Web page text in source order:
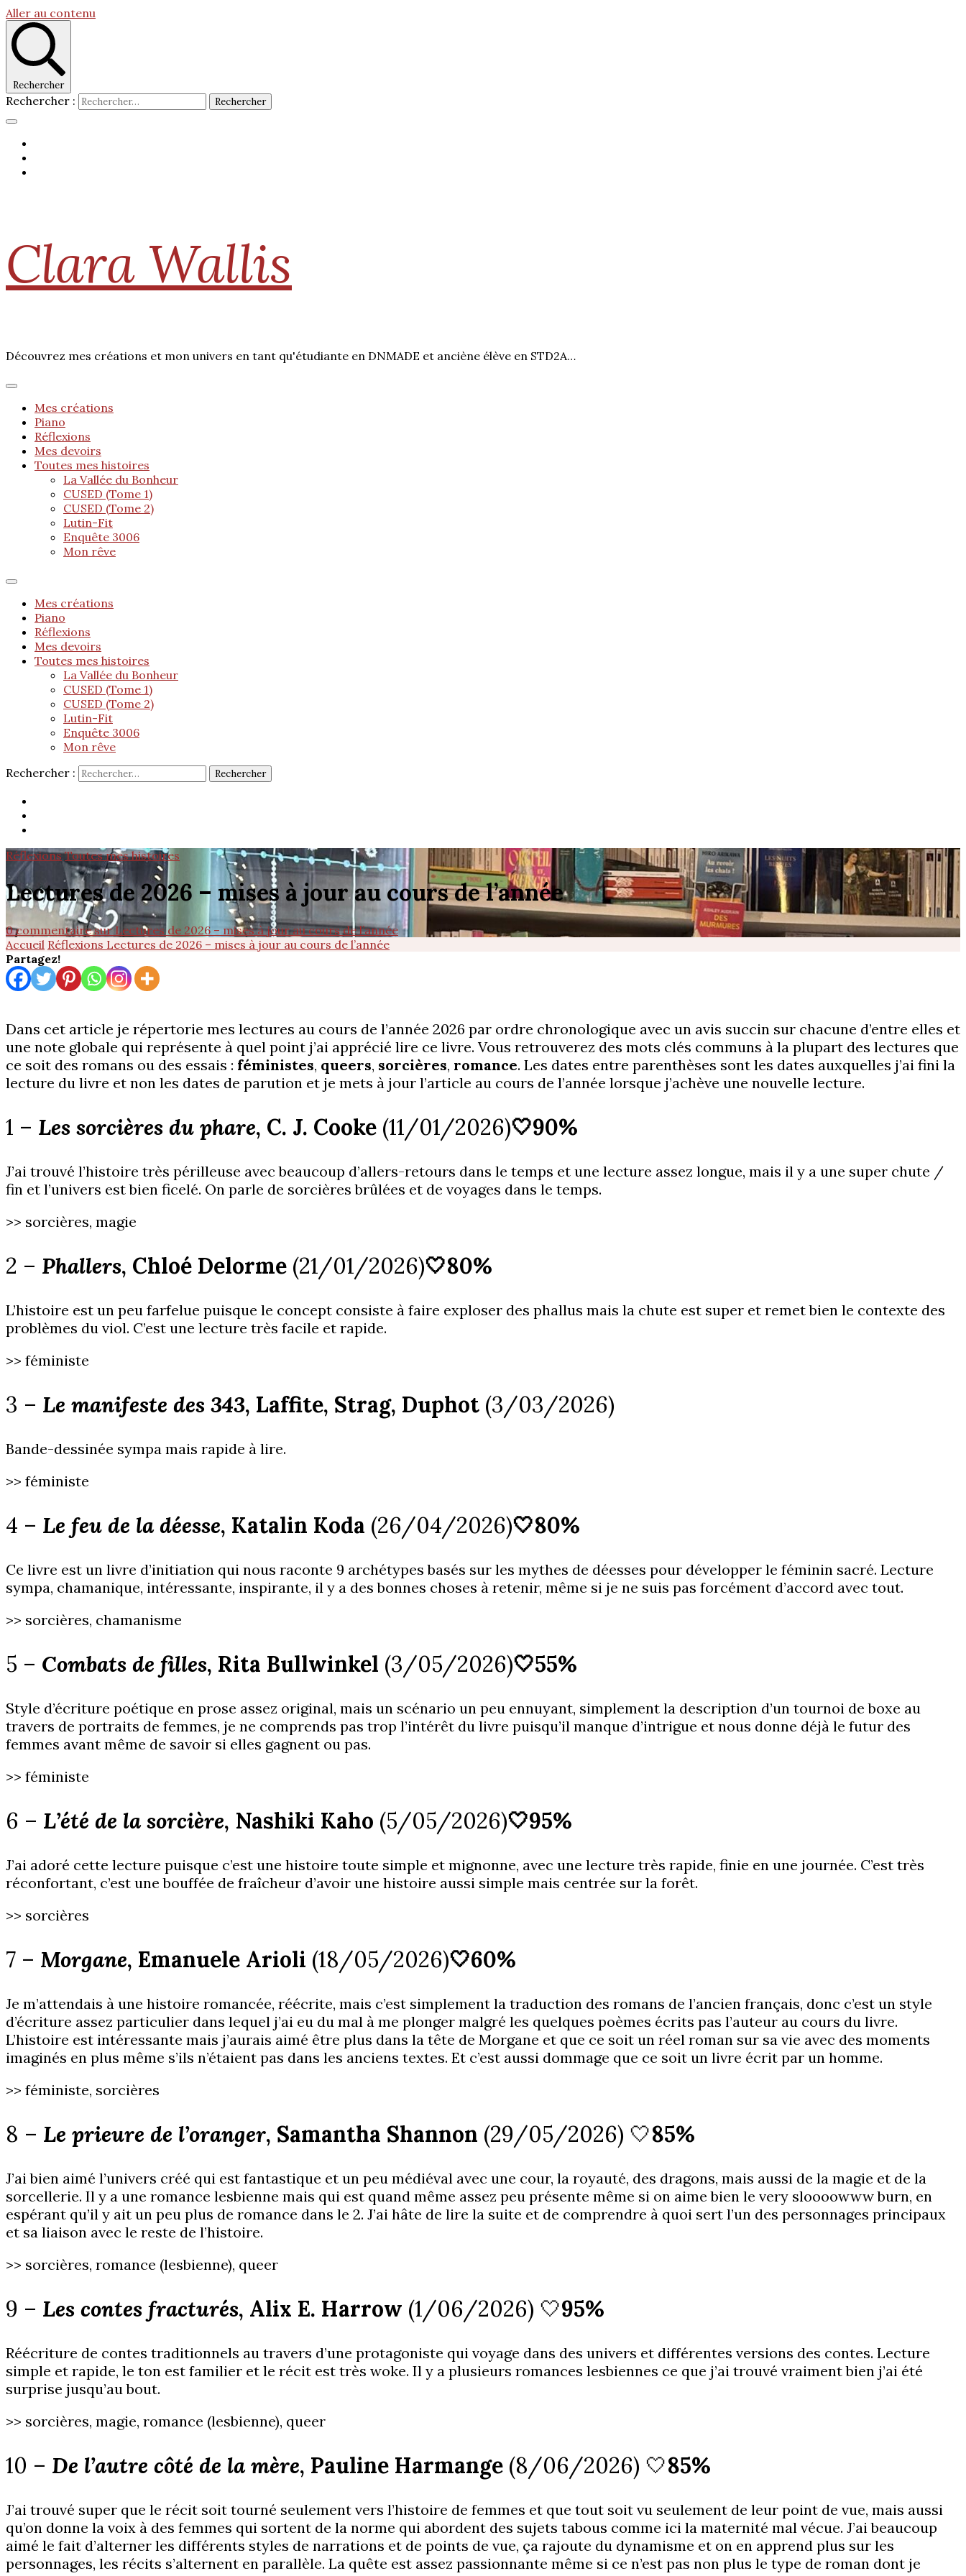
Aller au contenu
Rechercher
Rechercher :
Clara Wallis
Découvrez mes créations et mon univers en tant qu'étudiante en DNMADE et anciène élève en STD2A…
Mes créations
Piano
Réflexions
Mes devoirs
Toutes mes histoires
La Vallée du Bonheur
CUSED (Tome 1)
CUSED (Tome 2)
Lutin-Fit
Enquête 3006
Mon rêve
Mes créations
Piano
Réflexions
Mes devoirs
Toutes mes histoires
La Vallée du Bonheur
CUSED (Tome 1)
CUSED (Tome 2)
Lutin-Fit
Enquête 3006
Mon rêve
Rechercher :
Réflexions Toutes mes histoires
Lectures de 2026 – mises à jour au cours de l’année
0 commentairesur Lectures de 2026 – mises à jour au cours de l’année
Accueil Réflexions Lectures de 2026 – mises à jour au cours de l’année
Partagez!
Dans cet article je répertorie mes lectures au cours de l’année 2026 par ordre chronologique avec un avis succin sur chacune d’entre elles et
une note globale qui représente à quel point j’ai apprécié lire ce livre. Vous retrouverez des mots clés communs à la plupart des lectures que
ce soit des romans ou des essais : féministes, queers, sorcières, romance. Les dates entre parenthèses sont les dates auxquelles j’ai fini la
lecture du livre et non les dates de parution et je mets à jour l’article au cours de l’année lorsque j’achève une nouvelle lecture.
1 – Les sorcières du phare, C. J. Cooke (11/01/2026)🤍90%
J’ai trouvé l’histoire très périlleuse avec beaucoup d’allers-retours dans le temps et une lecture assez longue, mais il y a une super chute /
fin et l’univers est bien ficelé. On parle de sorcières brûlées et de voyages dans le temps.
>> sorcières, magie
2 – Phallers, Chloé Delorme (21/01/2026)🤍80%
L’histoire est un peu farfelue puisque le concept consiste à faire exploser des phallus mais la chute est super et remet bien le contexte des
problèmes du viol. C’est une lecture très facile et rapide.
>> féministe
3 – Le manifeste des 343, Laffite, Strag, Duphot (3/03/2026)
Bande-dessinée sympa mais rapide à lire.
>> féministe
4 – Le feu de la déesse, Katalin Koda (26/04/2026)🤍80%
Ce livre est un livre d’initiation qui nous raconte 9 archétypes basés sur les mythes de déesses pour développer le féminin sacré. Lecture
sympa, chamanique, intéressante, inspirante, il y a des bonnes choses à retenir, même si je ne suis pas forcément d’accord avec tout.
>> sorcières, chamanisme
5 – Combats de filles, Rita Bullwinkel (3/05/2026)🤍55%
Style d’écriture poétique en prose assez original, mais un scénario un peu ennuyant, simplement la description d’un tournoi de boxe au
travers de portraits de femmes, je ne comprends pas trop l’intérêt du livre puisqu’il manque d’intrigue et nous donne déjà le futur des
femmes avant même de savoir si elles gagnent ou pas.
>> féministe
6 – L’été de la sorcière, Nashiki Kaho (5/05/2026)🤍95%
J’ai adoré cette lecture puisque c’est une histoire toute simple et mignonne, avec une lecture très rapide, finie en une journée. C’est très
réconfortant, c’est une bouffée de fraîcheur d’avoir une histoire aussi simple mais centrée sur la forêt.
>> sorcières
7 – Morgane, Emanuele Arioli (18/05/2026)🤍60%
Je m’attendais à une histoire romancée, réécrite, mais c’est simplement la traduction des romans de l’ancien français, donc c’est un style
d’écriture assez particulier dans lequel j’ai eu du mal à me plonger malgré les quelques poèmes écrits pas l’auteur au cours du livre.
L’histoire est intéressante mais j’aurais aimé être plus dans la tête de Morgane et que ce soit un réel roman sur sa vie avec des moments
imaginés en plus même s’ils n’étaient pas dans les anciens textes. Et c’est aussi dommage que ce soit un livre écrit par un homme.
>> féministe, sorcières
8 – Le prieure de l’oranger, Samantha Shannon (29/05/2026) 🤍85%
J’ai bien aimé l’univers créé qui est fantastique et un peu médiéval avec une cour, la royauté, des dragons, mais aussi de la magie et de la
sorcellerie. Il y a une romance lesbienne mais qui est quand même assez peu présente même si on aime bien le very sloooowww burn, en
espérant qu’il y ait un peu plus de romance dans le 2. J’ai hâte de lire la suite et de comprendre à quoi sert l’un des personnages principaux
et sa liaison avec le reste de l’histoire.
>> sorcières, romance (lesbienne), queer
9 – Les contes fracturés, Alix E. Harrow (1/06/2026) 🤍95%
Réécriture de contes traditionnels au travers d’une protagoniste qui voyage dans des univers et différentes versions des contes. Lecture
simple et rapide, le ton est familier et le récit est très woke. Il y a plusieurs romances lesbiennes ce que j’ai trouvé vraiment bien j’ai été
surprise jusqu’au bout.
>> sorcières, magie, romance (lesbienne), queer
10 – De l’autre côté de la mère, Pauline Harmange (8/06/2026) 🤍85%
J’ai trouvé super que le récit soit tourné seulement vers l’histoire de femmes et que tout soit vu seulement de leur point de vue, mais aussi
qu’on donne la voix à des femmes qui sortent de la norme qui abordent des sujets tabous comme ici la maternité mal vécue. J’ai beaucoup
aimé le fait d’alterner les différents styles de narrations et de points de vue, ça rajoute du dynamisme et on en apprend plus sur les
personnages, les récits s’alternent en parallèle. La quête est assez passionnante même si ce n’est pas non plus le type de roman dont je